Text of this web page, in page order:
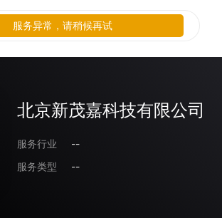
北京新茂嘉科技有限公司
服务行业
--
服务类型
--
服务异常，请稍候再试